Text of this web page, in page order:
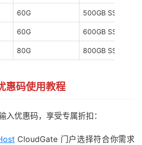
60G 500GB SSD
60G 600GB SSD
80G 800GB SSD
惠码使用教程
入优惠码，享受专属折扣：
CloudGate 门户选择符合你需求